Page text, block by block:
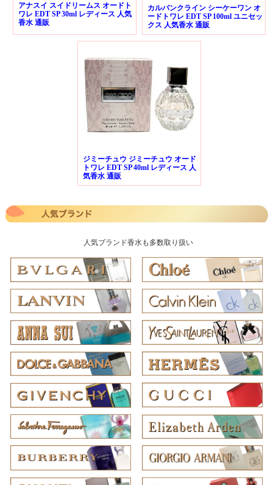
アナスイ スイドリームス オードト
ワレ EDT SP 30ml レディース 人気
香水 通販
カルバンクライン シーケーワン オ
ードトワレ EDT SP 100ml ユニセッ
クス 人気香水 通販
ジミーチュウ ジミーチュウ オード
トワレ EDT SP 40ml レディース 人
気香水 通販
人気ブランド香水も多数取り扱い